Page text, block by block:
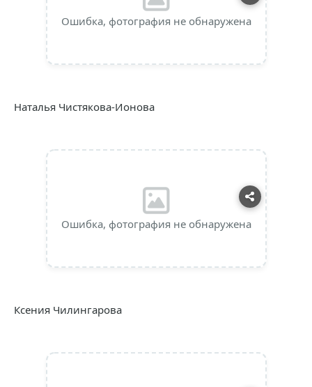
Ошибка, фотография не обнаружена
Наталья Чистякова-Ионова
Ошибка, фотография не обнаружена
Ксения Чилингарова